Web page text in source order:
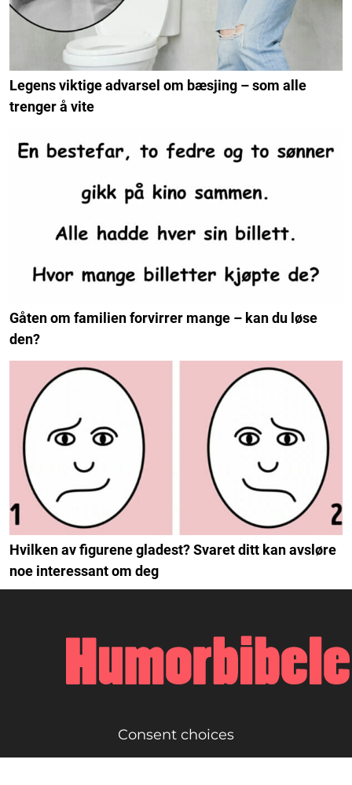
Legens viktige advarsel om bæsjing – som alle
trenger å vite
Gåten om familien forvirrer mange – kan du løse
den?
Hvilken av figurene gladest? Svaret ditt kan avsløre
noe interessant om deg
Consent choices